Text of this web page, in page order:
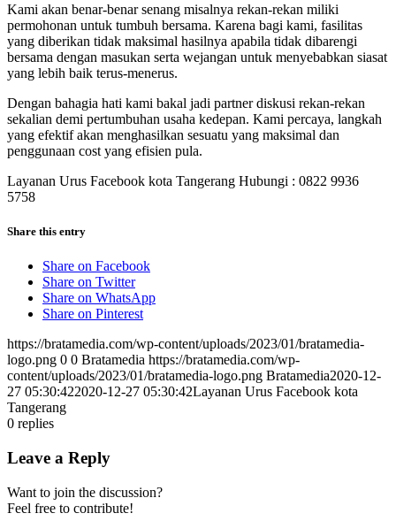
Kami akan benar-benar senang misalnya rekan-rekan miliki
permohonan untuk tumbuh bersama. Karena bagi kami, fasilitas
yang diberikan tidak maksimal hasilnya apabila tidak dibarengi
bersama dengan masukan serta wejangan untuk menyebabkan siasat
yang lebih baik terus-menerus.
Dengan bahagia hati kami bakal jadi partner diskusi rekan-rekan
sekalian demi pertumbuhan usaha kedepan. Kami percaya, langkah
yang efektif akan menghasilkan sesuatu yang maksimal dan
penggunaan cost yang efisien pula.
Layanan Urus Facebook kota Tangerang Hubungi : 0822 9936
5758
Share this entry
Share on Facebook
Share on Twitter
Share on WhatsApp
Share on Pinterest
https://bratamedia.com/wp-content/uploads/2023/01/bratamedia-
logo.png 0 0 Bratamedia https://bratamedia.com/wp-
content/uploads/2023/01/bratamedia-logo.png Bratamedia2020-12-
27 05:30:422020-12-27 05:30:42Layanan Urus Facebook kota
Tangerang
0 replies
Leave a Reply
Want to join the discussion?
Feel free to contribute!